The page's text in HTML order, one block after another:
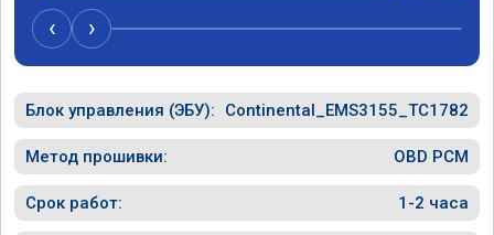
‹ ›
Блок управления (ЭБУ): Continental_EMS3155_TC1782
Метод прошивки: OBD PCM
Срок работ: 1-2 часа